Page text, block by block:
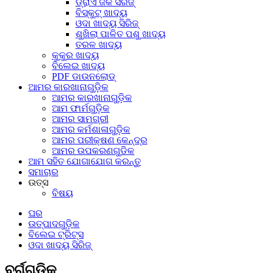
ଡ୍ରାଏ ଜର୍କି ସିରିଜ୍
ବିସ୍କୁଟ୍ ଖାଦ୍ୟ
ଓଦା ଖାଦ୍ୟ ସିରିଜ୍
ଶୁଖିଲା ପାଳିତ ପଶୁ ଖାଦ୍ୟ
ତରଳ ଖାଦ୍ୟ
କୁକୁର ଖାଦ୍ୟ
ବିଲେଇ ଖାଦ୍ୟ
PDF ଡାଉନଲୋଡ୍
ଆମର କାରଖାନାଗୁଡ଼ିକ
ଆମର କାରଖାନାଗୁଡ଼ିକ
ଆମ ଫାର୍ମଗୁଡ଼ିକ
ଆମର ସାମଗ୍ରୀ
ଆମର କର୍ମଶାଳାଗୁଡ଼ିକ
ଆମର ପରୀକ୍ଷଣ କେନ୍ଦ୍ର
ଆମର ଉପକରଣଗୁଡିକ
ଆମ ସହିତ ଯୋଗାଯୋଗ କରନ୍ତୁ
ସମାଚାର
ଉତ୍ସ
ବିଷୟ
ଘର
ଉତ୍ପାଦଗୁଡ଼ିକ
ବିଲେଇ ଟ୍ରିଟ୍ସ
ଓଦା ଖାଦ୍ୟ ସିରିଜ୍